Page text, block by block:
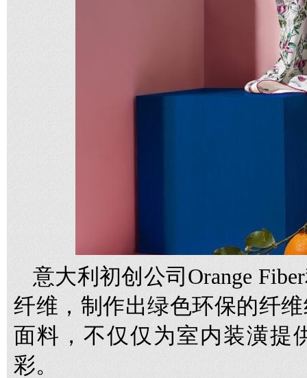
意大利初创公司Orange
纤维，制作出绿色环保的纤
面料，不仅仅为室内装潢提
彩。